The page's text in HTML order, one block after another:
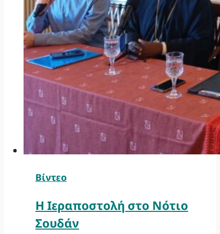
Βίντεο
Η Ιεραποστολή στο Νότιο
Σουδάν